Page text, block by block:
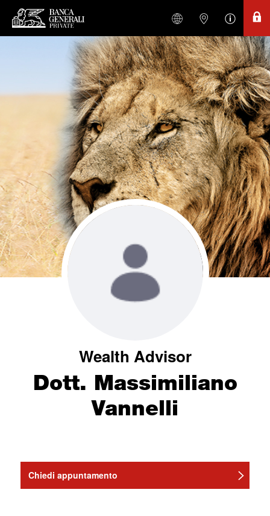
Wealth Advisor
Dott. Massimiliano
Vannelli
Chiedi appuntamento